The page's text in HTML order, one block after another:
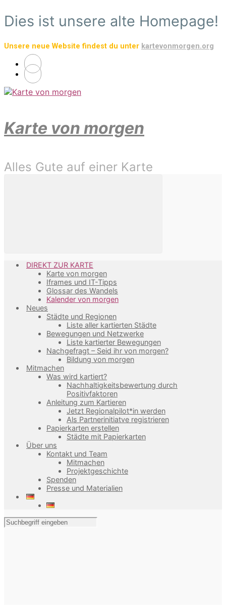
Zum
Hauptinhalt
Dies ist unsere alte Homepage!
Unsere neue Website findest du unter kartevonmorgen.org
Karte von morgen
Alles Gute auf einer Karte
DIREKT ZUR KARTE
Karte von morgen
Iframes und IT-Tipps
Glossar des Wandels
Kalender von morgen
Neues
Städte und Regionen
Liste aller kartierten Städte
Bewegungen und Netzwerke
Liste kartierter Bewegungen
Nachgefragt – Seid ihr von morgen?
Bildung von morgen
Mitmachen
Was wird kartiert?
Nachhaltigkeitsbewertung durch
Positivfaktoren
Anleitung zum Kartieren
Jetzt Regionalpilot*in werden
Als Partnerinitiatve registrieren
Papierkarten erstellen
Städte mit Papierkarten
Über uns
Kontakt und Team
Mitmachen
Projektgeschichte
Spenden
Presse und Materialien